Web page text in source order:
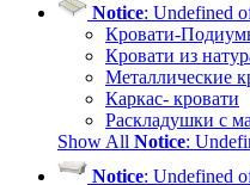
Notice: Undefined
Кровати-
Кровати из
Металлические
Каркас- кровати
Раскладушки с
Show All Notice:
Notice: Undefined